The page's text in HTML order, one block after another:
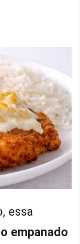
essa
empanado